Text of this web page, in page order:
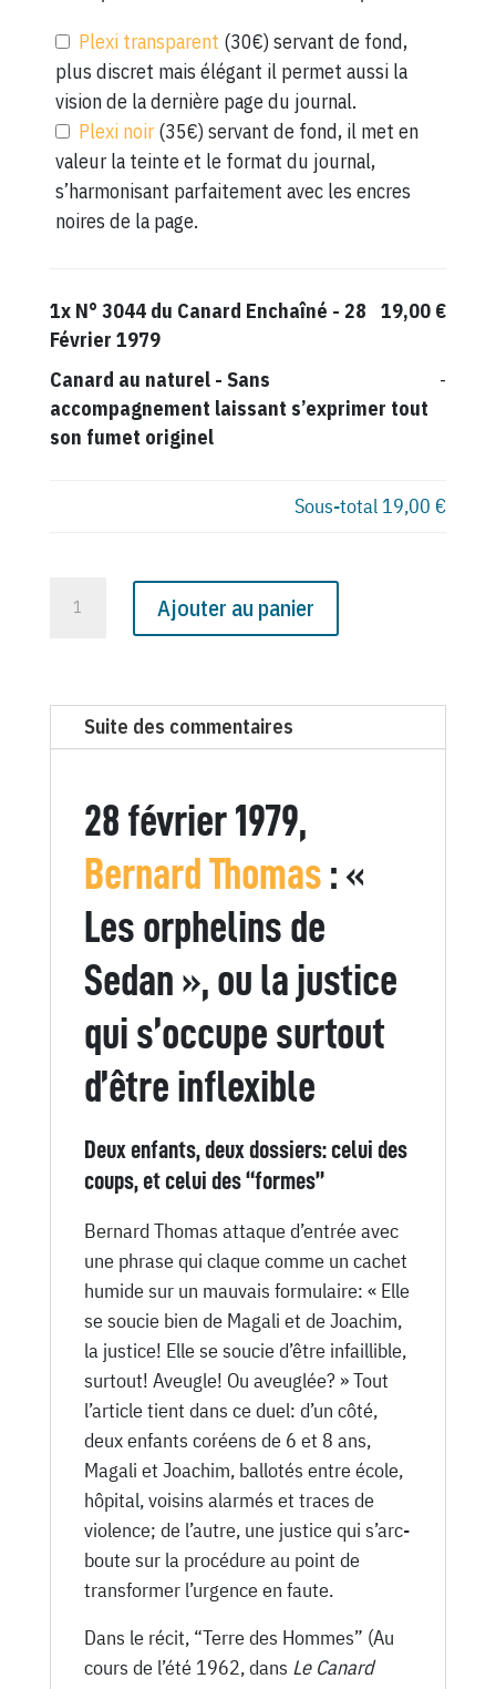
Plexi transparent (30€) servant de fond,
plus discret mais élégant il permet aussi la
vision de la dernière page du journal.
Plexi noir (35€) servant de fond, il met en
valeur la teinte et le format du journal,
s’harmonisant parfaitement avec les encres
noires de la page.
1x N° 3044 du Canard Enchaîné - 28
Février 1979
19,00 €
Canard au naturel- Sans
accompagnement laissant s’exprimer tout
son fumet originel
-
Sous-total 19,00 €
du
Canard
Février
1979
Ajouter au panier
Suite des commentaires
28 février 1979,
Bernard Thomas : «
Les orphelins de
Sedan », ou la justice
qui s’occupe surtout
d’être inflexible
Deux enfants, deux dossiers: celui des
coups, et celui des “formes”
Bernard Thomas attaque d’entrée avec
une phrase qui claque comme un cachet
humide sur un mauvais formulaire: « Elle
se soucie bien de Magali et de Joachim,
la justice! Elle se soucie d’être infaillible,
surtout! Aveugle! Ou aveuglée? » Tout
l’article tient dans ce duel: d’un côté,
deux enfants coréens de 6 et 8 ans,
Magali et Joachim, ballotés entre école,
hôpital, voisins alarmés et traces de
violence; de l’autre, une justice qui s’arc-
boute sur la procédure au point de
transformer l’urgence en faute.
Dans le récit, “Terre des Hommes” (Au
cours de l’été 1962, dans Le Canard